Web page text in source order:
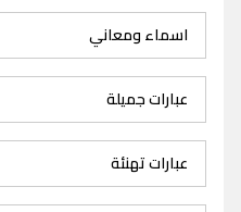
اسماء ومعاني
عبارات جميلة
عبارات تهنئة